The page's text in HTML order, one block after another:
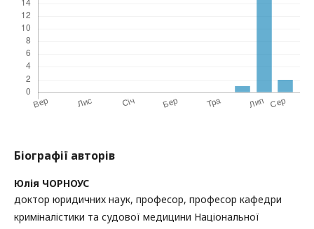
Біографії авторів
Юлія ЧОРНОУС
доктор юридичних наук, професор, професор кафедри
криміналістики та судової медицини Національної